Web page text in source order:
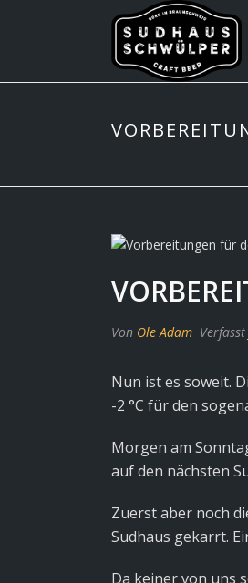
Von Ole Adam Verfasst
Nun ist es soweit.
-2 °C für den
Morgen am
auf den nächsten
Zuerst aber noch
Sudhaus gekarrt.
Da keiner von uns